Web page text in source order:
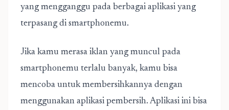
yang mengganggu pada berbagai aplikasi yang
terpasang di smartphonemu.
Jika kamu merasa iklan yang muncul pada
smartphonemu terlalu banyak, kamu bisa
mencoba untuk membersihkannya dengan
menggunakan aplikasi pembersih. Aplikasi ini bisa